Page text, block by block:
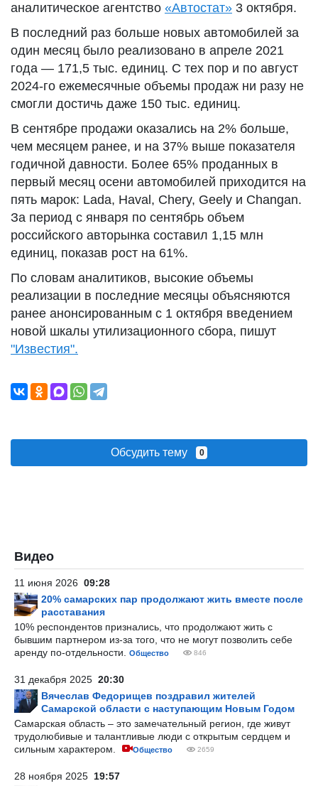
аналитическое агентство «Автостат» 3 октября.
В последний раз больше новых автомобилей за
один месяц было реализовано в апреле 2021
года — 171,5 тыс. единиц. С тех пор и по август
2024-го ежемесячные объемы продаж ни разу не
смогли достичь даже 150 тыс. единиц.
В сентябре продажи оказались на 2% больше,
чем месяцем ранее, и на 37% выше показателя
годичной давности. Более 65% проданных в
первый месяц осени автомобилей приходится на
пять марок: Lada, Haval, Chery, Geely и Changan.
За период с января по сентябрь объем
российского авторынка составил 1,15 млн
единиц, показав рост на 61%.
По словам аналитиков, высокие объемы
реализации в последние месяцы объясняются
ранее анонсированным с 1 октября введением
новой шкалы утилизационного сбора, пишут
"Известия".
Обсудить тему 0
Видео
11 июня 2026 09:28
20% самарских пар продолжают жить вместе после
расставания
10% респондентов признались, что продолжают жить с
бывшим партнером из-за того, что не могут позволить себе
аренду по-отдельности.
Общество 846
31 декабря 2025 20:30
Вячеслав Федорищев поздравил жителей
Самарской области с наступающим Новым Годом
Самарская область – это замечательный регион, где живут
трудолюбивые и талантливые люди с открытым сердцем и
сильным характером.
Общество 2659
28 ноября 2025 19:57